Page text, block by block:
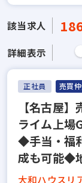
該当求人
詳細表示
正社員 売買
【名古屋
ライム上場
◆手当・福
成も可能◆
大和ハウスリ